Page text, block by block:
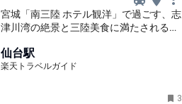
宮城「南三陸 ホテル観洋」で過ごす、志
津川湾の絶景と三陸美食に満たされる滞
仙台駅
楽天トラベルガイド
3